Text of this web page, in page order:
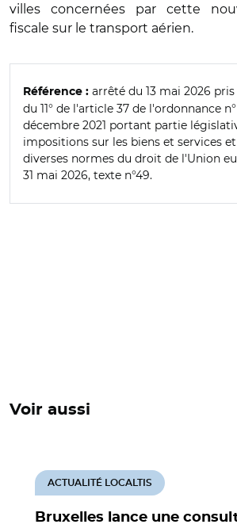
villes concernées par cette
fiscale sur le transport aérien.
Référence : arrêté du 13 mai 2026
du 11° de l'article 37 de l'ordonnance
décembre 2021 portant partie
impositions sur les biens et services
diverses normes du droit de l'Union
31 mai 2026, texte n°49.
Voir aussi
Bruxelles lance une
ACTUALITÉ LOCALTIS